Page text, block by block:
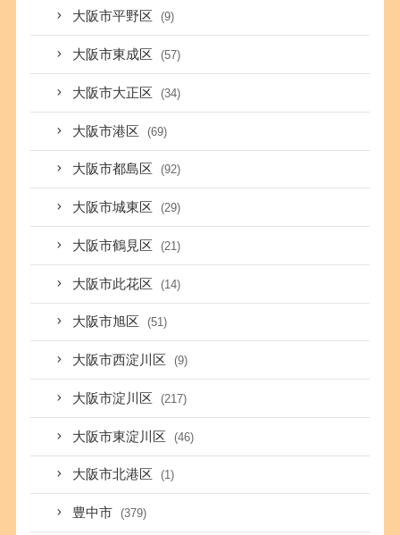
大阪市平野区 (9)
大阪市東成区 (57)
大阪市大正区 (34)
大阪市港区 (69)
大阪市都島区 (92)
大阪市城東区 (29)
大阪市鶴見区 (21)
大阪市此花区 (14)
大阪市旭区 (51)
大阪市西淀川区 (9)
大阪市淀川区 (217)
大阪市東淀川区 (46)
大阪市北港区 (1)
豊中市 (379)